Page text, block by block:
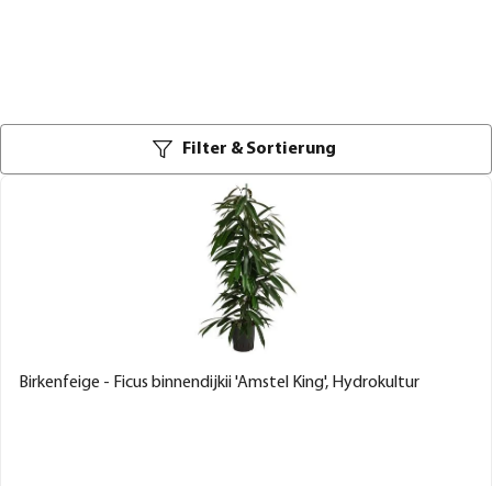
Filter & Sortierung
Birkenfeige - Ficus binnendijkii 'Amstel King', Hydrokultur